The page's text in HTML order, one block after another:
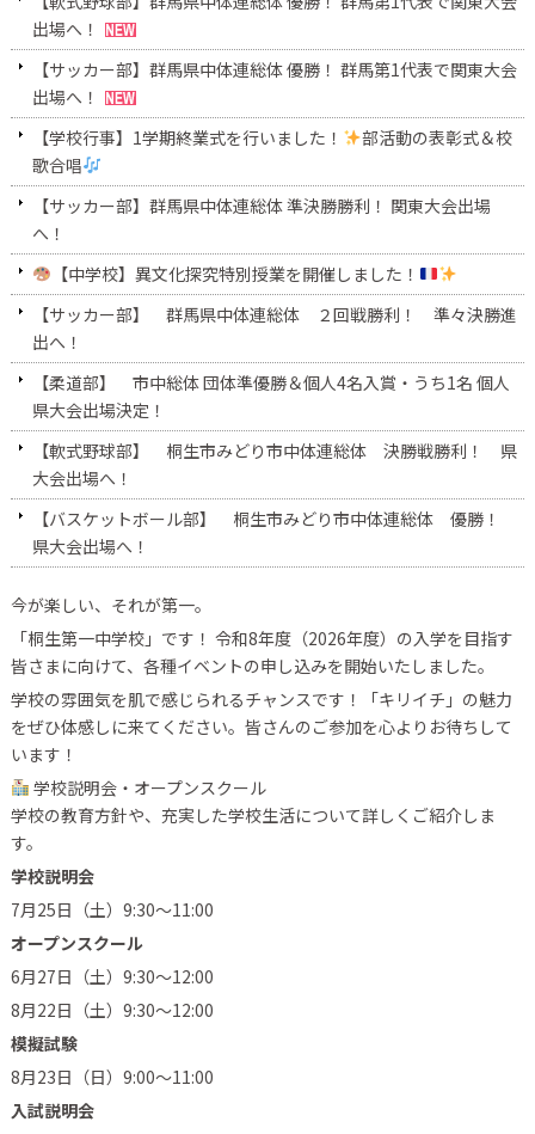
出場へ！
【サッカー部】群馬県中体連総体 優勝！ 群馬第1代表で関東大会
出場へ！
【学校行事】1学期終業式を行いました！
部活動の表彰式＆校
歌合唱
【サッカー部】群馬県中体連総体 準決勝勝利！ 関東大会出場
へ！
【中学校】異文化探究特別授業を開催しました！
【サッカー部】 群馬県中体連総体 ２回戦勝利！ 準々決勝進
出へ！
【柔道部】 市中総体 団体準優勝＆個人4名入賞・うち1名 個人
県大会出場決定！
【軟式野球部】 桐生市みどり市中体連総体 決勝戦勝利！ 県
大会出場へ！
【バスケットボール部】 桐生市みどり市中体連総体 優勝！
県大会出場へ！
今が楽しい、それが第一。
「桐生第一中学校」です！ 令和8年度（2026年度）の入学を目指す
皆さまに向けて、各種イベントの申し込みを開始いたしました。
学校の雰囲気を肌で感じられるチャンスです！「キリイチ」の魅力
をぜひ体感しに来てください。皆さんのご参加を心よりお待ちして
います！
学校説明会・オープンスクール
学校の教育方針や、充実した学校生活について詳しくご紹介しま
す。
学校説明会
7月25日（土）9:30〜11:00
オープンスクール
6月27日（土）9:30〜12:00
8月22日（土）9:30〜12:00
模擬試験
8月23日（日）9:00〜11:00
入試説明会